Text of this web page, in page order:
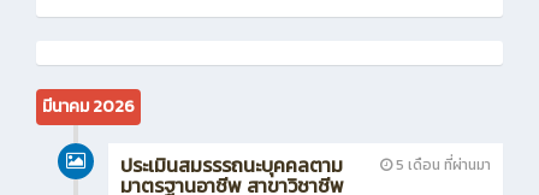
มีนาคม 2026
5 เดือน ที่ผ่านมา
ประเมินสมรรรถนะบุคคลตาม
มาตรฐานอาชีพ สาขาวิชาชีพ